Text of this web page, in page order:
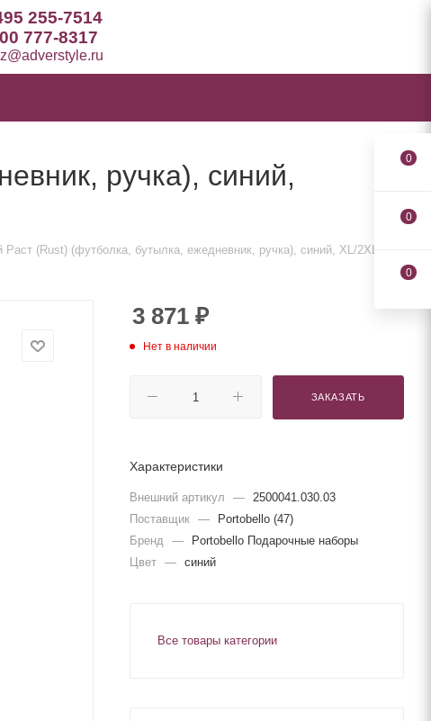
255-7514
777-8317
ручка), синий,
Раст (Rust) (футболка, бутылка, ежедневник, ручка), синий, XL/2XL
3 871 ₽
Нет в наличии
ЗАКАЗАТЬ
Характеристики
Внешний артикул —
2500041.030.03
Поставщик —
Portobello (47)
Бренд
—
Portobello Подарочные наборы
Цвет — синий
Все товары категории
0
0
0